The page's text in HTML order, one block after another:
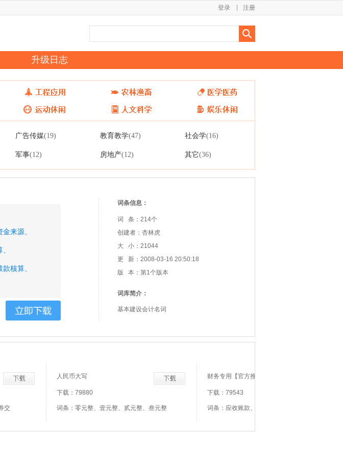
注册
登录
升级日志
广告传媒(19) 教育教学(47) 社会学(16)
军事(12) 房地产(12) 其它(36)
来源、
核算、
词条信息：
词 条：214个
创建者：杏林虎
大 小：21044
更 新：2008-03-16 20:50:18
版 本：第1个版本
词库简介：
基本建设会计名词
交
人民币大写
下载：79880
词条：零元整、壹元整、贰元整、叁元整
财务专用【官方推荐】
下载：79543
词条：应收账款、存货、固定资产